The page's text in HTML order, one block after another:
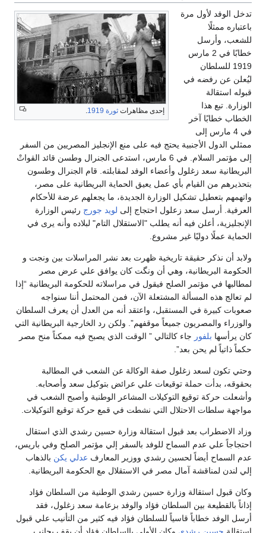
إحدى مظاهرات ثورة 1919
تدخل الوفد لأول مرة
باعتباره ممثلًا
للشعب، وأرسل
خطابًا في 2 مارس
1919 للسلطان
ليُعلن عن رفضه في
قبوله استقالة
الوزارة. تبع هذا
الخطاب خطابًا آخر
في 4 مارس إلى
ممثلي الدول الأجنبية يحتج فيه على منع الإنجليز المصريين من السفر
إلى مؤتمر السلام. في 6 مارس، استدعى الجنرال وطسن قائد القواتْ
البريطانية سعد زغلول وأعضاء الوفد لمقابلته. قام الجنرال وطسون
بتحذيرهم من القيام بأي عمل يعيق الحماية البريطانية على مصر،
واتهمهم بتعطيل تشكيل الوزارة الجديدة، ما يجعلهم عرضة للأحكام
العرفية. أرسل سعد زعلول احتجاج إلى لويد جورج رئيس الوزارة
الإنجليزية، أعلن فيه أنه يطلب "الاستقلال التام" لبلاده وأنه يرى في
الحماية عملًا دوليًا غير مشروع.
ولابد أن نذكر حقيقة تاريخية ظهرت بعد نشر المراسلات بين ونجت و
الحكومة البريطانية، وهي أن ونگت كان يوافق علي عرض مصر
لمطالبها في مؤتمر الصلح فيقول في مراسلاته للحكومة البريطانية “إذا
لم تعالج هذه المسألة المشتعلة الآن، فمن المحتمل أننا سنواجه
صعوبات كبيرة في المستقبل، واعتقد أنه من العدل أن يعرف السلطان
والوزراء والمصريون جميعاً موقفهم”. ولكن رد الخارجية البريطانية التي
كان يرأسها بلفور جاء كالتالي ” الوقت الذي يصبح فيه ممكناً منح مصر
حكماً ذاتياً لم يحن بعد”.
وحتي تكون لسعد زغلول صفة الوكالة عن الشعب في المطالبة
بحقوقه، بدأت حملة توقيعات علي عرائض بتوكيل سعد وأصحابه.
وأشعلت حركة توقيع التوكيلات المشاعر الوطنية وأصبح الشعب في
مواجهة سلطات الاحتلال التي نشطت في قمع حركة توقيع التوكيلات.
وزاد الاضطراب بعد قبول استقالة وزارة حسين رشدي الذي استقال
احتجاجاً علي عدم السماح للوفد بالسفر إلي مؤتمر الصلح وفي باريس،
عدم السماح أيضاً لحسين رشدي ووزير المعارف عدلي يكن بالذهاب
إلي لندن لمناقشة آمال مصر في الاستقلال مع الحكومة البريطانية.
وكان قبول استقالة وزارة حسين رشدي الوطنية من السلطان فؤاد
إذاناً بالقطيعة بين السلطان فؤاد والوفد بزعامة سعد زغلول، فقد
أرسل الوفد خطاباً قاسياً للسلطان فؤاد فيه كثير من التأنيب علي قبول